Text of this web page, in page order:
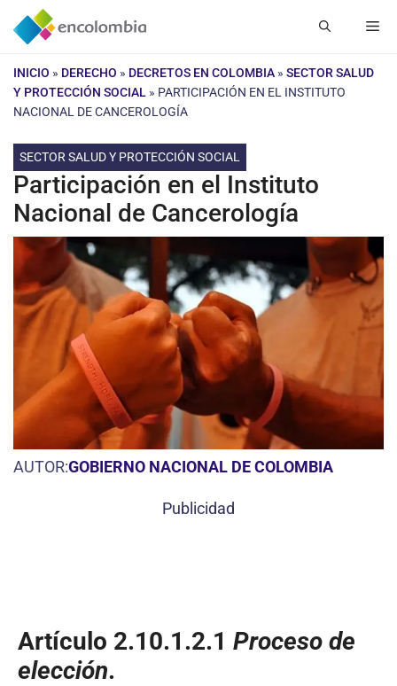
Saltar
INICIO » DERECHO » DECRETOS EN COLOMBIA » SECTOR SALUD
Y PROTECCIÓN SOCIAL » PARTICIPACIÓN EN EL INSTITUTO
NACIONAL DE CANCEROLOGÍA
SECTOR SALUD Y PROTECCIÓN SOCIAL
Participación en el Instituto
Nacional de Cancerología
AUTOR:GOBIERNO NACIONAL DE COLOMBIA
Publicidad
Artículo 2.10.1.2.1 Proceso de
elección.